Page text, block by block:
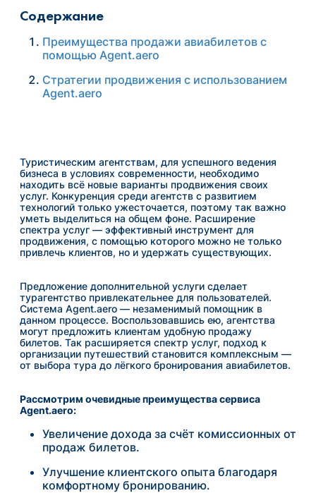
Содержание
Преимущества продажи авиабилетов с
помощью Agent.aero
Стратегии продвижения с использованием
Agent.aero
Туристическим агентствам, для успешного ведения
бизнеса в условиях современности, необходимо
находить всё новые варианты продвижения своих
услуг. Конкуренция среди агентств с развитием
технологий только ужесточается, поэтому так важно
уметь выделиться на общем фоне. Расширение
спектра услуг — эффективный инструмент для
продвижения, с помощью которого можно не только
привлечь клиентов, но и удержать существующих.
Предложение дополнительной услуги сделает
турагентство привлекательнее для пользователей.
Система Agent.aero — незаменимый помощник в
данном процессе. Воспользовавшись ею, агентства
могут предложить клиентам удобную продажу
билетов. Так расширяется спектр услуг, подход к
организации путешествий становится комплексным —
от выбора тура до лёгкого бронирования авиабилетов.
Рассмотрим очевидные преимущества сервиса
Agent.aero:
Увеличение дохода за счёт комиссионных от
продаж билетов.
Улучшение клиентского опыта благодаря
комфортному бронированию.